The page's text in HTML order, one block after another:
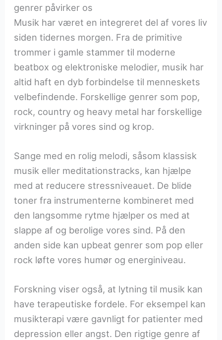
genrer påvirker os
Musik har været en integreret del af vores liv
siden tidernes morgen. Fra de primitive
trommer i gamle stammer til moderne
beatbox og elektroniske melodier, musik har
altid haft en dyb forbindelse til menneskets
velbefindende. Forskellige genrer som pop,
rock, country og heavy metal har forskellige
virkninger på vores sind og krop.
Sange med en rolig melodi, såsom klassisk
musik eller meditationstracks, kan hjælpe
med at reducere stressniveauet. De blide
toner fra instrumenterne kombineret med
den langsomme rytme hjælper os med at
slappe af og berolige vores sind. På den
anden side kan upbeat genrer som pop eller
rock løfte vores humør og energiniveau.
Forskning viser også, at lytning til musik kan
have terapeutiske fordele. For eksempel kan
musikterapi være gavnligt for patienter med
depression eller angst. Den rigtige genre af